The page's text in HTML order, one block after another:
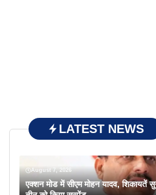
LATEST NEWS
August 7, 2026
एक्शन मोड में सीएम मोहन यादव,